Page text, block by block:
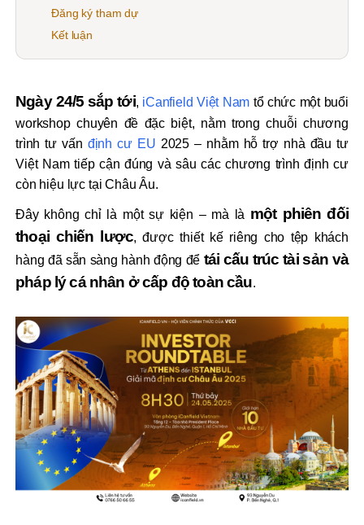
Đăng ký tham dự
Kết luận
Ngày 24/5 sắp tới, iCanfield Việt Nam tổ chức một buổi
workshop chuyên đề đặc biệt, nằm trong chuỗi chương
trình tư vấn định cư EU 2025 – nhằm hỗ trợ nhà đầu tư
Việt Nam tiếp cận đúng và sâu các chương trình định cư
còn hiệu lực tại Châu Âu.
Đây không chỉ là một sự kiện – mà là một phiên đối
thoại chiến lược, được thiết kế riêng cho tệp khách
hàng đã sẵn sàng hành động để tái cấu trúc tài sản và
pháp lý cá nhân ở cấp độ toàn cầu.